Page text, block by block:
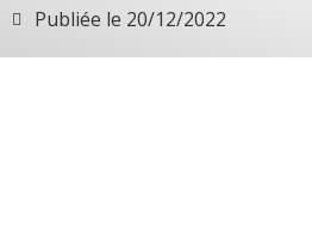
Publiée le 20/12/2022